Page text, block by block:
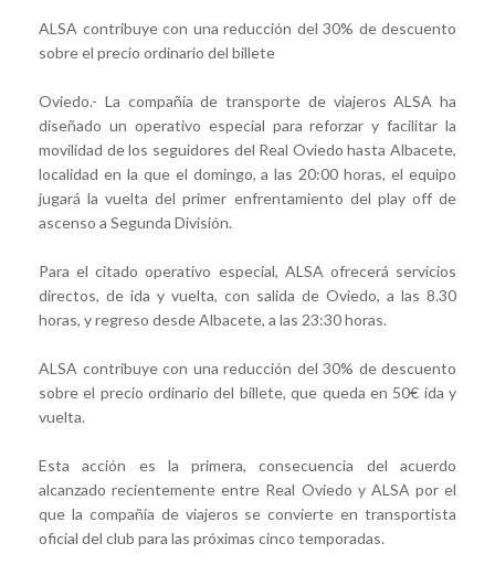
ALSA contribuye con una reducción del 30% de descuento
sobre el precio ordinario del billete
Oviedo.- La compañía de transporte de viajeros ALSA ha
diseñado un operativo especial para reforzar y facilitar la
movilidad de los seguidores del Real Oviedo hasta Albacete,
localidad en la que el domingo, a las 20:00 horas, el equipo
jugará la vuelta del primer enfrentamiento del play off de
ascenso a Segunda División.
Para el citado operativo especial, ALSA ofrecerá servicios
directos, de ida y vuelta, con salida de Oviedo, a las 8.30
horas, y regreso desde Albacete, a las 23:30 horas.
ALSA contribuye con una reducción del 30% de descuento
sobre el precio ordinario del billete, que queda en 50€ ida y
vuelta.
Esta acción es la primera, consecuencia del acuerdo
alcanzado recientemente entre Real Oviedo y ALSA por el
que la compañía de viajeros se convierte en transportista
oficial del club para las próximas cinco temporadas.